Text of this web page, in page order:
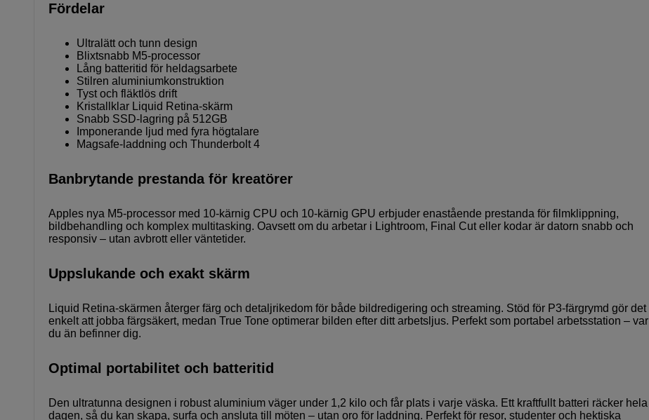
Fördelar
Ultralätt och tunn design
Blixtsnabb M5-processor
Lång batteritid för heldagsarbete
Stilren aluminiumkonstruktion
Tyst och fläktlös drift
Kristallklar Liquid Retina-skärm
Snabb SSD-lagring på 512GB
Imponerande ljud med fyra högtalare
Magsafe-laddning och Thunderbolt 4
Banbrytande prestanda för kreatörer
Apples nya M5-processor med 10‑kärnig CPU och 10‑kärnig GPU erbjuder enastående prestanda för filmklippning,
bildbehandling och komplex multitasking. Oavsett om du arbetar i Lightroom, Final Cut eller kodar är datorn snabb och
responsiv – utan avbrott eller väntetider.
Uppslukande och exakt skärm
Liquid Retina-skärmen återger färg och detaljrikedom för både bildredigering och streaming. Stöd för P3-färgrymd gör det
enkelt att jobba färgsäkert, medan True Tone optimerar bilden efter ditt arbetsljus. Perfekt som portabel arbetsstation – var
du än befinner dig.
Optimal portabilitet och batteritid
Den ultratunna designen i robust aluminium väger under 1,2 kilo och får plats i varje väska. Ett kraftfullt batteri räcker hela
dagen, så du kan skapa, surfa och ansluta till möten – utan oro för laddning. Perfekt för resor, studenter och hektiska